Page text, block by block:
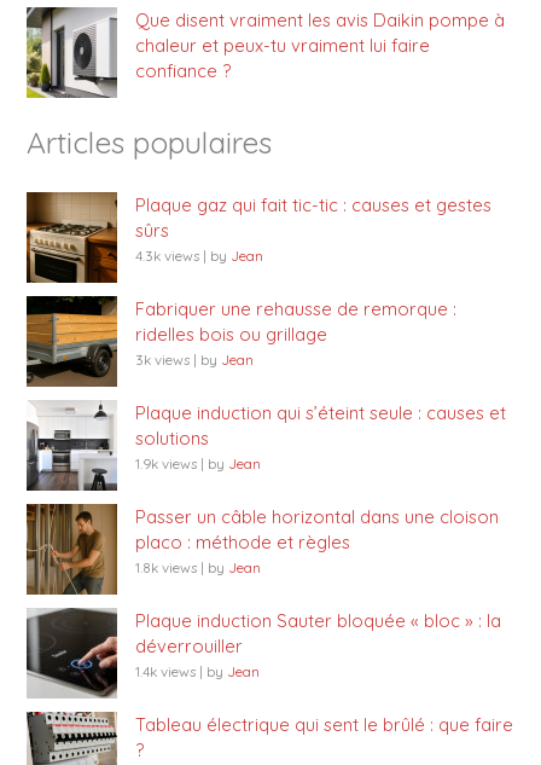
Que disent vraiment les avis Daikin pompe à
chaleur et peux-tu vraiment lui faire
confiance ?
Articles populaires
Plaque gaz qui fait tic-tic : causes et gestes
sûrs
4.3k views | by Jean
Fabriquer une rehausse de remorque :
ridelles bois ou grillage
3k views | by Jean
Plaque induction qui s’éteint seule : causes et
solutions
1.9k views | by Jean
Passer un câble horizontal dans une cloison
placo : méthode et règles
1.8k views | by Jean
Plaque induction Sauter bloquée « bloc » : la
déverrouiller
1.4k views | by Jean
Tableau électrique qui sent le brûlé : que faire
?